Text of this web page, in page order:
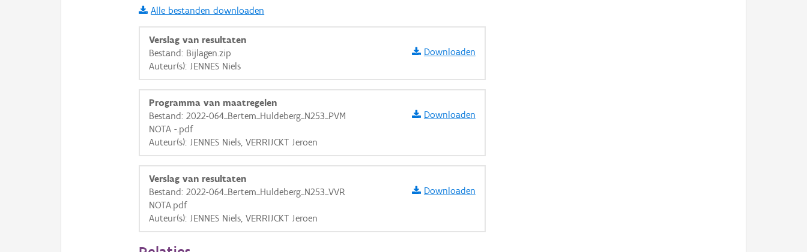
i
+ −
Basis Lagen
OSM-Basiskaart
Ortho
GRB-Basiskaart
Alle bestanden downloaden
Verslag van resultaten
Bestand: Bijlagen.zip
Auteur(s): JENNES Niels
Downloaden
Programma van maatregelen
Bestand: 2022-064_Bertem_Huldeberg_N253_PVM
NOTA -.pdf
Auteur(s): JENNES Niels, VERRIJCKT Jeroen
Downloaden
Verslag van resultaten
Bestand: 2022-064_Bertem_Huldeberg_N253_VVR
NOTA.pdf
Auteur(s): JENNES Niels, VERRIJCKT Jeroen
Downloaden